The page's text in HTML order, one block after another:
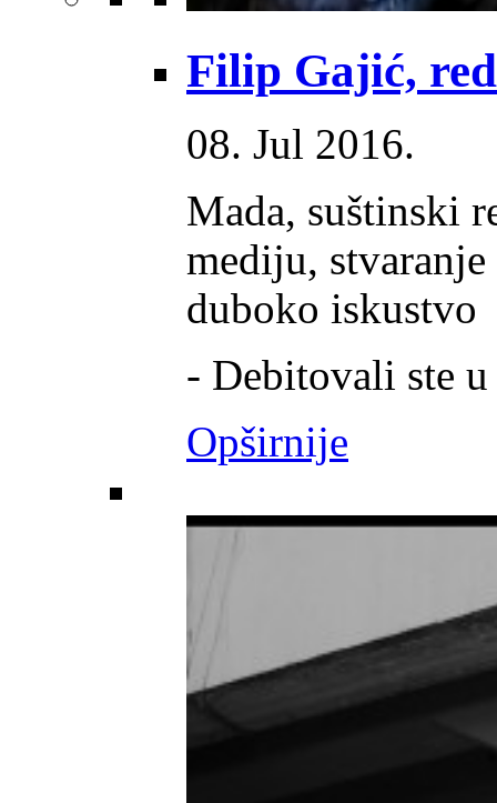
Filip Gajić,
08. Jul 2016.
Mada, suštinski
mediju,
duboko iskustvo
- Debitovali ste
Opširnije